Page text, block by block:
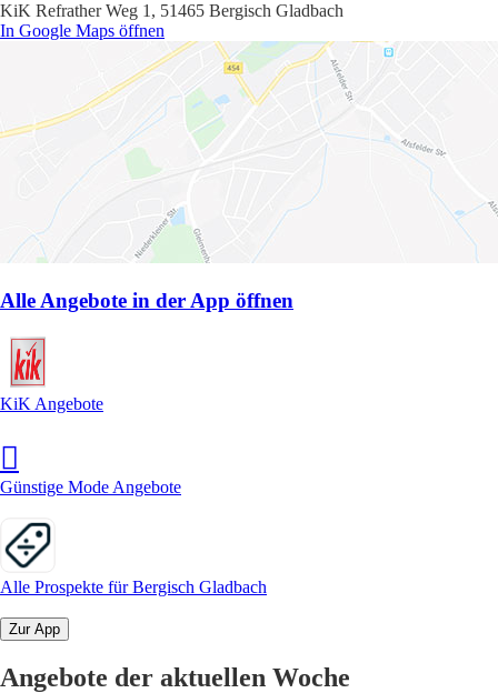
KiK Refrather Weg 1, 51465 Bergisch Gladbach
In Google Maps öffnen
Alle Angebote in der App öffnen
KiK Angebote
Günstige Mode Angebote
Alle Prospekte für Bergisch Gladbach
Zur App
Angebote der aktuellen Woche